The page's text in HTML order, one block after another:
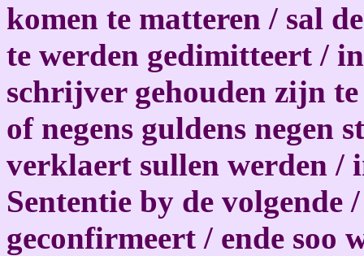
komen te matteren / sal
te werden gedimitteert /
schrijver gehouden zijn
of negens guldens negen
verklaert sullen werden /
Sententie by de
geconfirmeert / ende soo